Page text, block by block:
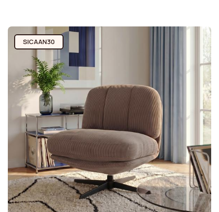
SICAAN30